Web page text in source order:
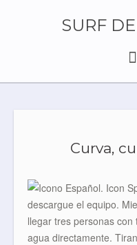
SURF
Curva,
descargue el equipo.
llegar tres personas
agua directamente.